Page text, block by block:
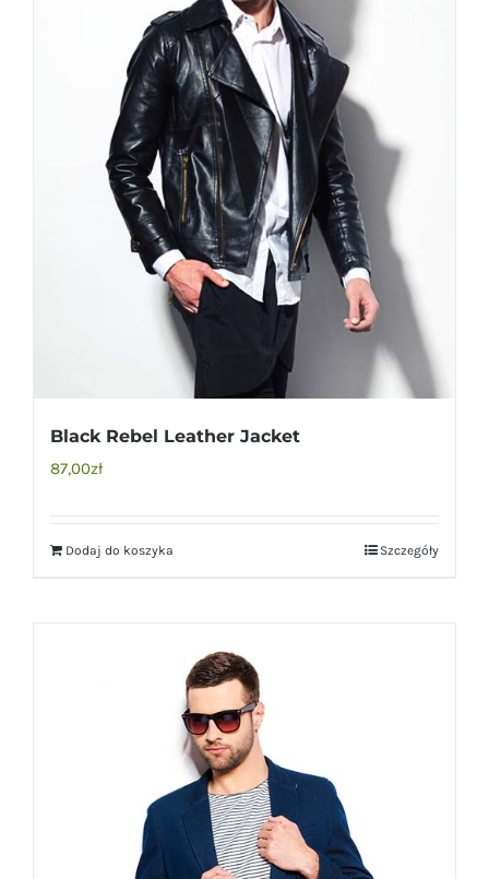
Black Rebel Leather Jacket
87,00zł
Dodaj do koszyka Szczegóły